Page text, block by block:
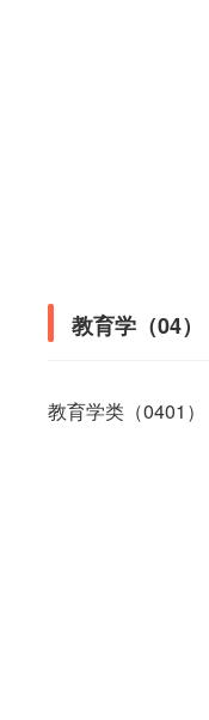
教育学（04）
教育学类（0401）